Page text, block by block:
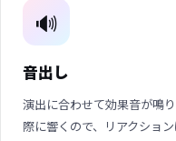
🔊
音出し
演出に合わせて効果音が鳴
際に響くので、リアクション